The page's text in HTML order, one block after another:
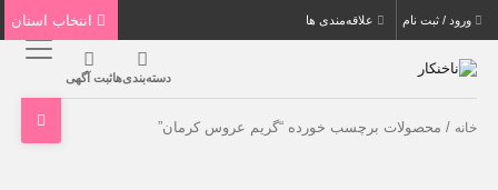
ورود / ثبت نام علاقه‌مندی ها
دسته‌بندی‌هاثبت آگهی
خانه / محصولات برچسب خورده “گریم عروس کرمان”